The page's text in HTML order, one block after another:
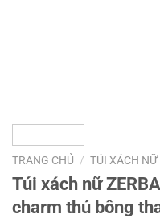
TRANG CHỦ / TÚI XÁCH NỮ
Túi xách nữ
charm thú bông